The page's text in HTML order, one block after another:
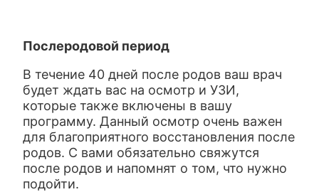
Послеродовой период
В течение 40 дней после родов ваш врач
будет ждать вас на осмотр и УЗИ,
которые также включены в вашу
программу. Данный осмотр очень важен
для благоприятного восстановления после
родов. С вами обязательно свяжутся
после родов и напомнят о том, что нужно
подойти.